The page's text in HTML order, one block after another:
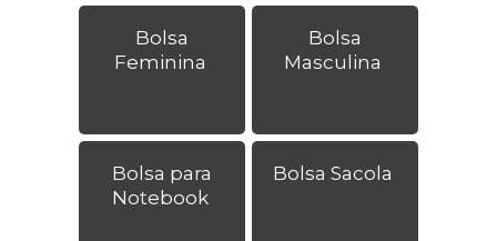
Bolsa
Feminina
Bolsa
Masculina
Bolsa para
Notebook
Bolsa Sacola